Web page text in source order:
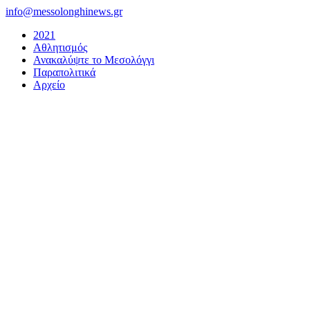
Μετάβαση
περιεχόμενο
info@messolonghinews.gr
2021
Αθλητισμός
Ανακαλύψτε το Μεσολόγγι
Παραπολιτικά
Αρχείο